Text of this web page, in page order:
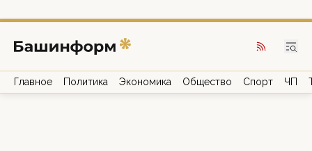
Главное Политика Экономика Общество Спорт ЧП